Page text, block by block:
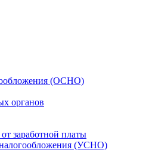
(ОСНО)
органов
заработной платы
(УСНО)